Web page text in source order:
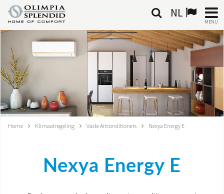
NL
MENU
NEDERLANDSE
HOME
KLIMAATREGELING
VERWARMING
GEÏNTEGREERDE SYSTEMEN
Home Klimaatregeling Vaste Airconditioners Nexya Energy E
Nexya Energy E